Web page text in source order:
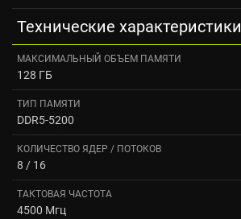
Технические характеристики
МАКСИМАЛЬНЫЙ ОБЪЕМ ПАМЯТИ
128 ГБ
ТИП ПАМЯТИ
DDR5-5200
КОЛИЧЕСТВО ЯДЕР / ПОТОКОВ
8 / 16
ТАКТОВАЯ ЧАСТОТА
4500 Мгц